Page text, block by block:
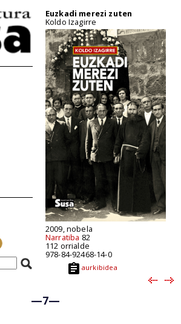
Euzkadi merezi zuten
Koldo Izagirre
2009, nobela
Narratiba 82
112 orrialde
978-84-92468-14-0
aurkibidea
—7—